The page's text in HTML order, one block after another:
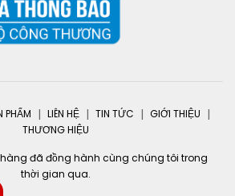
PHẨM LIÊN HỆ TIN TỨC
GIỚI THIỆU
THƯƠNG HIỆU
đã đồng hành cùng chúng tôi trong
thời gian qua.